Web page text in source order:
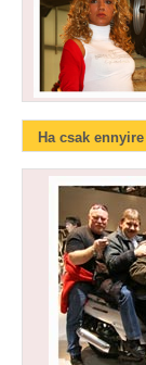
Ha csak